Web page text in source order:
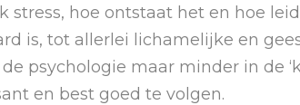
stress, hoe ontstaat het en hoe
is, tot allerlei lichamelijke en
psychologie maar minder in de
en best goed te volgen.